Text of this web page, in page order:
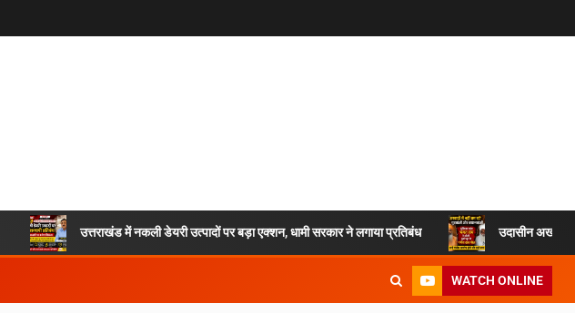
उत्तराखंड में नकली डेयरी उत्पादों पर बड़ा एक्शन, धामी सरकार ने लगाया प्रतिबंध उदासीन अखाड़ा
WATCH ONLINE